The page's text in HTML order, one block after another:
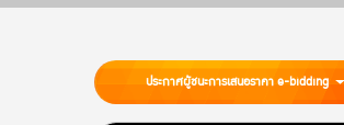
ประกาศผู้ชนะการเสนอราคา e-bidding